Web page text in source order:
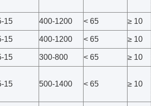
15 400-1200 < 65 ≥ 10
15 400-1200 < 65 ≥ 10
15 300-800 < 65 ≥ 10
15 500-1400 < 65 ≥ 10